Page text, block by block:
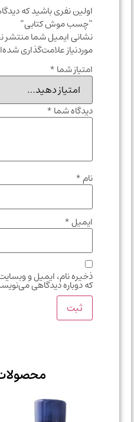
اولین نفری باشید که دیدگاهی
“چسب موش کتابی”
نشانی ایمیل شما منتشر
موردنیاز علامت‌گذاری شده‌اند*
امتیاز شما*
دیدگاه شما*
ایمیل*
ذخیره نام، ایمیل و وبسایت من
که دوباره دیدگاهی می‌نویسم.
محصولات